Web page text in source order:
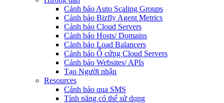
Cảnh báo Auto Scaling Groups
Cảnh báo Bizfly Agent Metrics
Cảnh báo Cloud Servers
Cảnh báo Hosts/ Domains
Cảnh báo Load Balancers
Cảnh báo Ổ cứng Cloud Servers
Cảnh báo Websites/ APIs
Tạo Người nhận
Resources
Cảnh báo qua SMS
Tính năng có thể sử dụng